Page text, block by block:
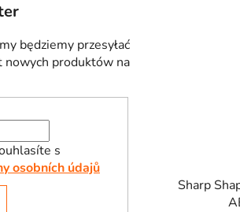
będziemy przesyłać
nowych produktów na
s
osobních údajů
Sharp